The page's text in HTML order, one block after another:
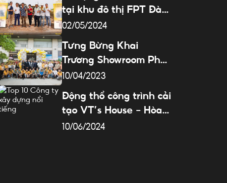
tại khu đô thị FPT Đà
Nẵng
02/05/2024
Tưng Bừng Khai
Trương Showroom Phúc
Đại Nam
10/04/2023
Động thổ công trình cải
tạo VT’s House – Hòa
Xuân, Đà Nẵng
10/06/2024